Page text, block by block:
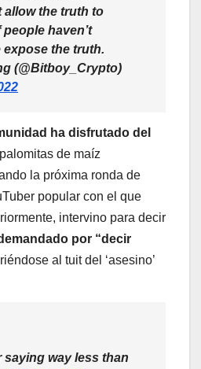
allow the truth to
haven’t
expose the truth.
(@Bitboy_Crypto)
ha disfrutado del
de maíz
la próxima ronda de
popular con el que
intervino para decir
por “decir
al tuit del ‘asesino’
saying way less than